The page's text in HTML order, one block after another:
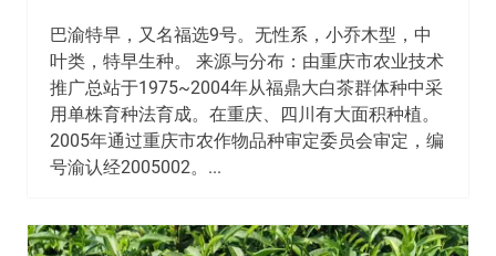
巴渝特早，又名福选9号。无性系，小乔木型，中
叶类，特早生种。 来源与分布：由重庆市农业技术
推广总站于1975~2004年从福鼎大白茶群体种中采
用单株育种法育成。在重庆、四川有大面积种植。
2005年通过重庆市农作物品种审定委员会审定，编
号渝认经2005002。...